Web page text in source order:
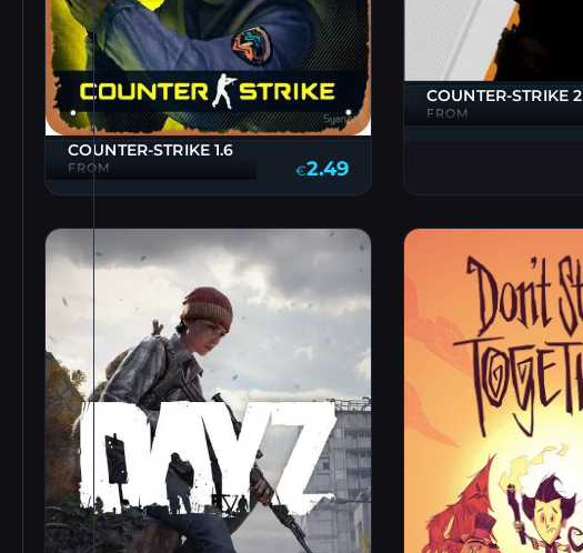
COUNTER-STRIKE 1.6
FROM €2.49
COUNTER-STRIKE 2
FROM